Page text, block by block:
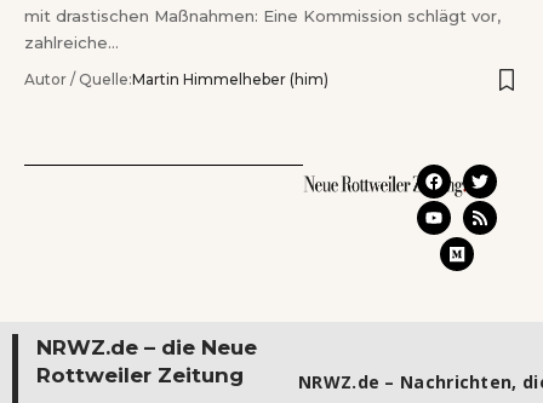
mit drastischen Maßnahmen: Eine Kommission schlägt vor,
zahlreiche…
Autor / Quelle:Martin Himmelheber (him)
NRWZ.de – die Neue
Rottweiler Zeitung
NRWZ.de – Nachrichten,